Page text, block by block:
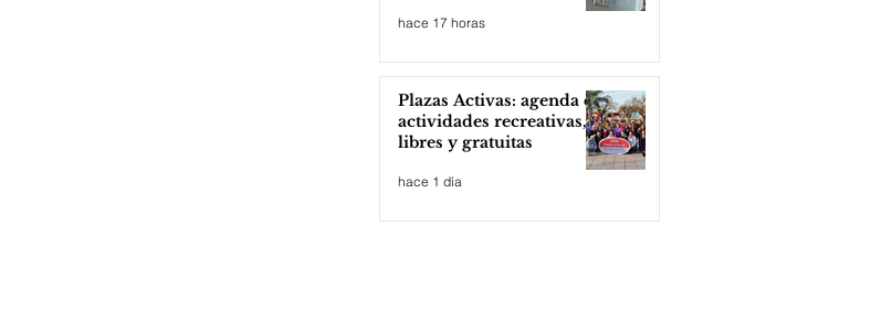
hace 17 horas
Plazas Activas: agenda de
actividades recreativas,
libres y gratuitas
hace 1 día